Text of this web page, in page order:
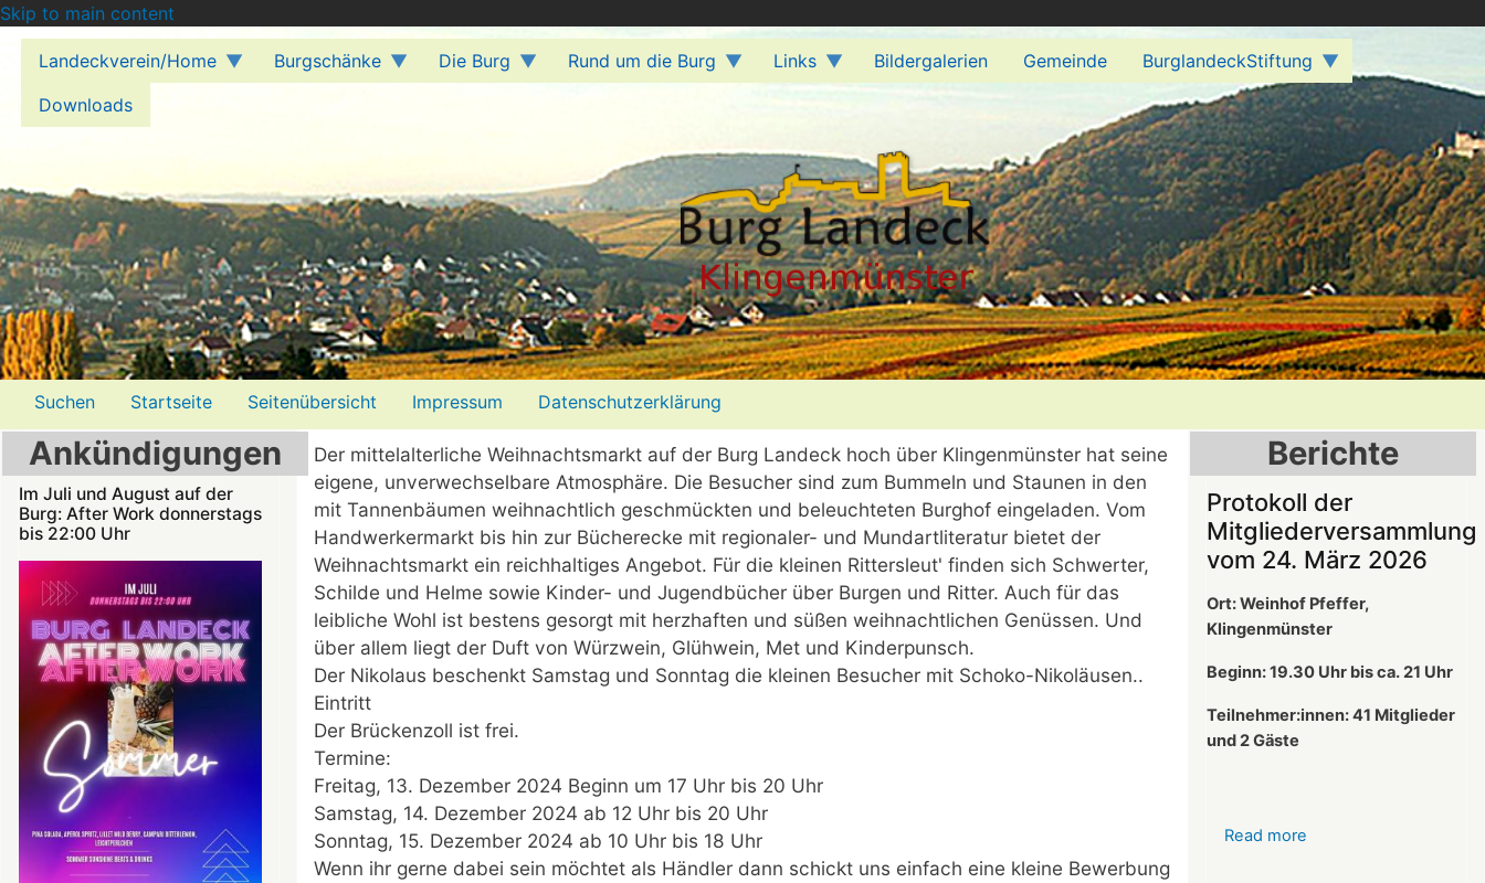
Skip to main content
Landeckverein/Home Burgschänke Die Burg Rund um die Burg Links Bildergalerien Gemeinde
BurglandeckStiftung
Downloads
Menü2
Suchen Startseite Seitenübersicht Impressum Datenschutzerklärung
Der mittelalterliche Weihnachtsmarkt auf der Burg Landeck hoch über Klingenmünster hat seine
eigene, unverwechselbare Atmosphäre. Die Besucher sind zum Bummeln und Staunen in den
mit Tannenbäumen weihnachtlich geschmückten und beleuchteten Burghof eingeladen. Vom
Handwerkermarkt bis hin zur Bücherecke mit regionaler- und Mundartliteratur bietet der
Weihnachtsmarkt ein reichhaltiges Angebot. Für die kleinen Rittersleut' finden sich Schwerter,
Schilde und Helme sowie Kinder- und Jugendbücher über Burgen und Ritter. Auch für das
leibliche Wohl ist bestens gesorgt mit herzhaften und süßen weihnachtlichen Genüssen. Und
über allem liegt der Duft von Würzwein, Glühwein, Met und Kinderpunsch.
Der Nikolaus beschenkt Samstag und Sonntag die kleinen Besucher mit Schoko-Nikoläusen..
Eintritt
Der Brückenzoll ist frei.
Termine:
Freitag, 13. Dezember 2024 Beginn um 17 Uhr bis 20 Uhr
Samstag, 14. Dezember 2024 ab 12 Uhr bis 20 Uhr
Sonntag, 15. Dezember 2024 ab 10 Uhr bis 18 Uhr
Wenn ihr gerne dabei sein möchtet als Händler dann schickt uns einfach eine kleine Bewerbung
Ankündigungen
Im Juli und August auf der
Burg: After Work donnerstags
bis 22:00 Uhr
Berichte
Protokoll der
Mitgliederversammlung
vom 24. März 2026
Ort: Weinhof Pfeffer,
Klingenmünster
Beginn: 19.30 Uhr bis ca. 21 Uhr
Teilnehmer:innen: 41 Mitglieder
und 2 Gäste
Read more